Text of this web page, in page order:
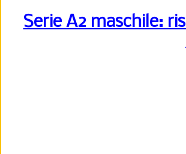
Serie A2 maschile: